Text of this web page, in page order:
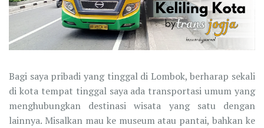
Bagi saya pribadi yang tinggal di Lombok, berharap sekali
di kota tempat tinggal saya ada transportasi umum yang
menghubungkan destinasi wisata yang satu dengan
lainnya. Misalkan mau ke museum atau pantai, bahkan ke